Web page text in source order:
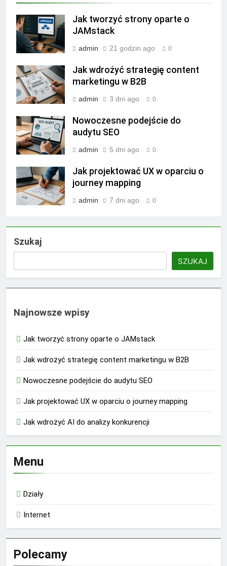
Jak tworzyć strony oparte o
JAMstack
admin 21 godzin ago 0
Jak wdrożyć strategię content
marketingu w B2B
admin 3 dni ago 0
Nowoczesne podejście do
audytu SEO
admin 5 dni ago 0
Jak projektować UX w oparciu o
journey mapping
admin 7 dni ago 0
Szukaj
SZUKAJ
Najnowsze wpisy
Jak tworzyć strony oparte o JAMstack
Jak wdrożyć strategię content marketingu w B2B
Nowoczesne podejście do audytu SEO
Jak projektować UX w oparciu o journey mapping
Jak wdrożyć AI do analizy konkurencji
Menu
Działy
Internet
Polecamy